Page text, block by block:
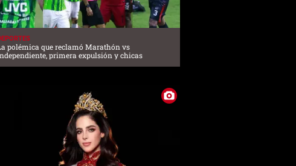
polémica que reclamó Marathón vs
primera expulsión y chicas